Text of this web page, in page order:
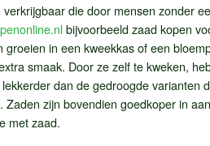
die door mensen zonder
bijvoorbeeld zaad kopen
in een kweekkas of een
smaak. Door ze zelf te kweken,
dan de gedroogde varianten
zijn bovendien goedkoper in
met zaad.